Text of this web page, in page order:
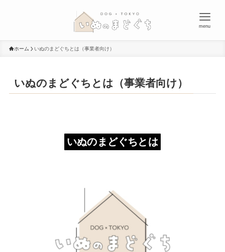
menu
ホーム いぬのまどぐちとは（事業者向け）
いぬのまどぐちとは（事業者向け）
いぬのまどぐちとは